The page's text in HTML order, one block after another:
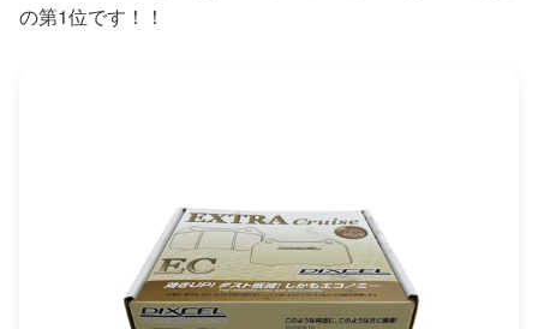
の第1位です！！